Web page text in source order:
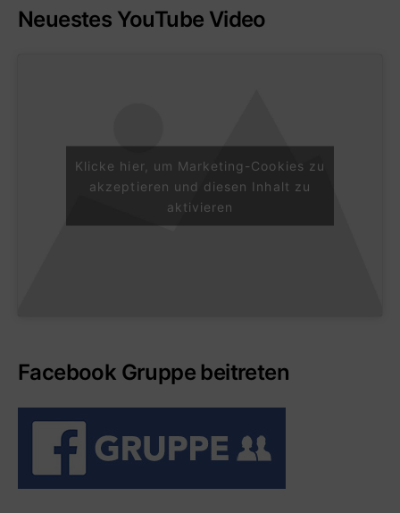
Neuestes YouTube Video
Klicke hier, um Marketing-Cookies zu
akzeptieren und diesen Inhalt zu
aktivieren
Facebook Gruppe beitreten